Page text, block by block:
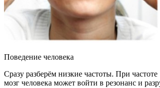
Поведение человека
Сразу разберём низкие частоты. При
мозг человека может войти в резонанс и